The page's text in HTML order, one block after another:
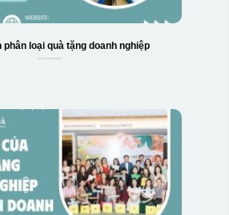
loại quà tặng doanh nghiệp